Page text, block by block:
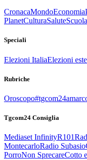
CronacaMondoEconomia
PlanetCulturaSaluteScuola
Speciali
Elezioni ItaliaElezioni
Rubriche
Oroscopo
Tgcom24 Consiglia
Mediaset InfinityR101
MontecarloRadio Subasio
PorroNon SprecareCotto